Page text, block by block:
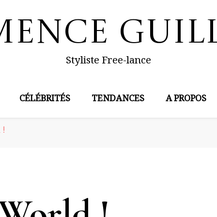
Styliste Free-lance
CÉLÉBRITÉS TENDANCES A PROPOS